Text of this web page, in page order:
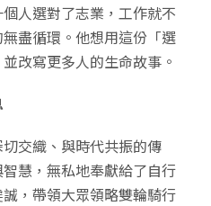
人選對了志業，工作就不
盡循環。他想用這份「選
改寫更多人的生命故事。
交織、與時代共振的傳
慧，無私地奉獻給了自行
，帶領大眾領略雙輪騎行